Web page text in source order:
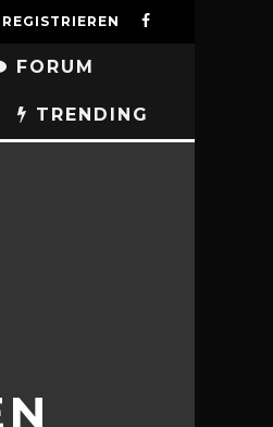
FORUM
TRENDING